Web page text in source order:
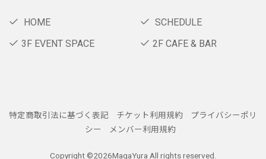
HOME
SCHEDULE
3F EVENT SPACE
2F CAFE & BAR
特定商取引法に基づく表記 チケット利用規約
プライバシーポリ
シー
メンバー利用規約
Copyright ©2026MagaYura All rights reserved.